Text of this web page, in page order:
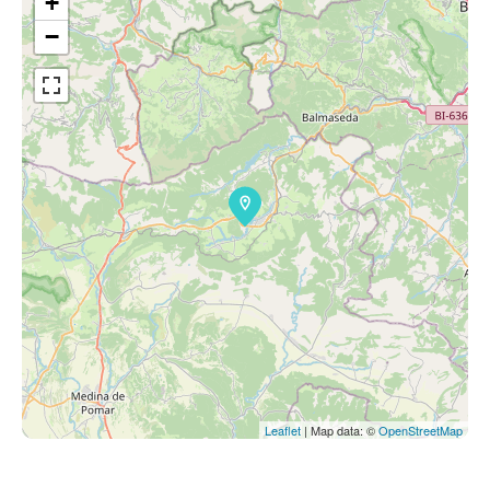
−
Leaflet | Map data: ©OpenStreetMap